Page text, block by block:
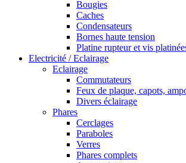
Bougies
Caches
Condensateurs
Bornes haute tension
Platine rupteur et vis
Electricité / Eclairage
Eclairage
Commutateurs
Feux de plaque, capots,
Divers éclairage
Phares
Cerclages
Paraboles
Verres
Phares complets